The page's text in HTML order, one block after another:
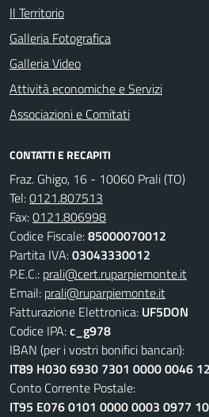
Il Territorio
Galleria Fotografica
Galleria Video
Attività economiche e Servizi
Associazioni e Comitati
CONTATTI E RECAPITI
Fraz. Ghigo, 16 - 10060 Prali (TO)
Tel:0121.807513
Fax:0121.806998
Codice Fiscale:85000070012
Partita IVA:03043330012
P.E.C.: prali@cert.ruparpiemonte.it
Email: prali@ruparpiemonte.it
Fatturazione Elettronica: UF5DON
Codice IPA:c_g978
IBAN (per i vostri bonifici bancari):
IT89 H030 6930 7301 0000 0046
Conto Corrente Postale:
IT95 E076 0101 0000 0003 0977